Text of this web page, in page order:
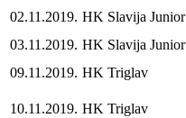
02.11.2019. HK Slavija Junior
03.11.2019. HK Slavija Junior
09.11.2019. HK Triglav
10.11.2019. HK Triglav